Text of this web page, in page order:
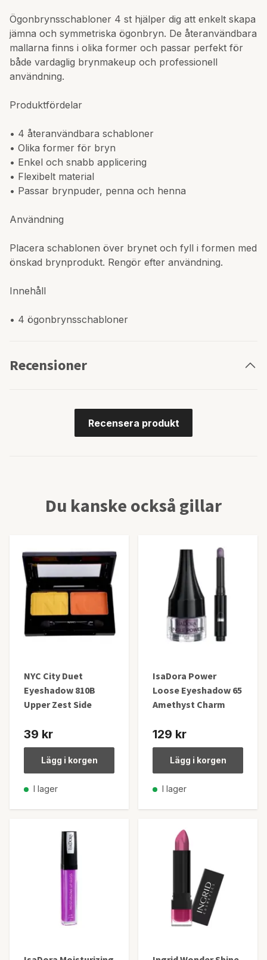
Ögonbrynsschabloner 4 st hjälper dig att enkelt skapa
jämna och symmetriska ögonbryn. De återanvändbara
mallarna finns i olika former och passar perfekt för
både vardaglig brynmakeup och professionell
användning.
Produktfördelar
• 4 återanvändbara schabloner
• Olika former för bryn
• Enkel och snabb applicering
• Flexibelt material
• Passar brynpuder, penna och henna
Användning
Placera schablonen över brynet och fyll i formen med
önskad brynprodukt. Rengör efter användning.
Innehåll
• 4 ögonbrynsschabloner
Recensioner
Recensera produkt
Du kanske också gillar
NYC City Duet
Eyeshadow 810B
Upper Zest Side
39 kr
Lägg i korgen
I lager
IsaDora Power
Loose Eyeshadow 65
Amethyst Charm
129 kr
Lägg i korgen
I lager